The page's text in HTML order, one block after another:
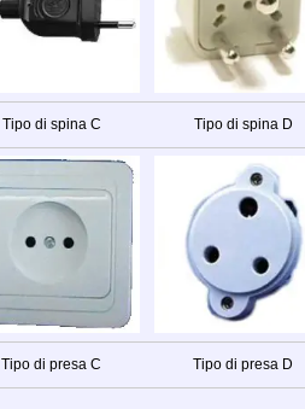
Tipo di spina C Tipo di spina D
Tipo di presa C Tipo di presa D